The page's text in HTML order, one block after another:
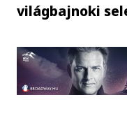
világbajnoki